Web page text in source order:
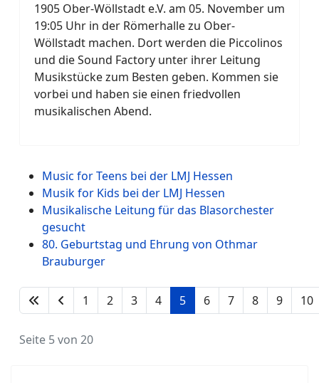
1905 Ober-Wöllstadt e.V. am 05. November um
19:05 Uhr in der Römerhalle zu Ober-
Wöllstadt machen. Dort werden die Piccolinos
und die Sound Factory unter ihrer Leitung
Musikstücke zum Besten geben. Kommen sie
vorbei und haben sie einen friedvollen
musikalischen Abend.
Music for Teens bei der LMJ Hessen
Musik for Kids bei der LMJ Hessen
Musikalische Leitung für das Blasorchester
gesucht
80. Geburtstag und Ehrung von Othmar
Brauburger
1 2 3 4 5 6 7 8 9 10
Seite 5 von 20